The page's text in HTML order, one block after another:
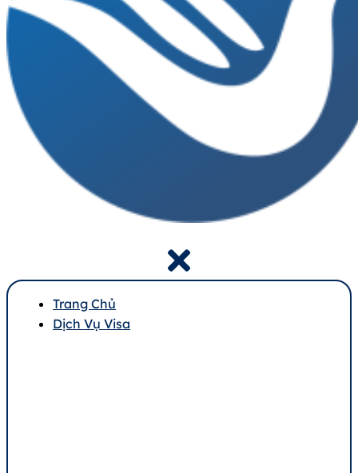
Trang Chủ
Dịch Vụ Visa